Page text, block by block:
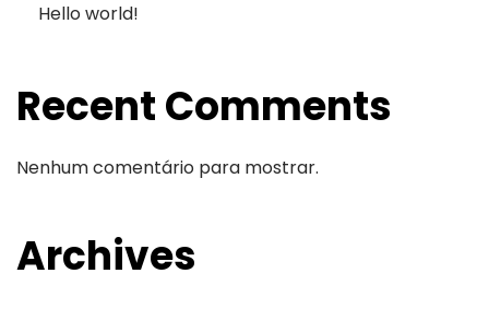
Hello world!
Recent Comments
Nenhum comentário para mostrar.
Archives